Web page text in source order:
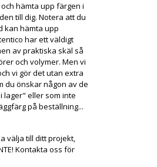
hämta upp färgen i
till dig. Notera att du
kan hämta upp
har ett väldigt
av praktiska skäl så
och volymer. Men vi
vi gör det utan extra
du önskar någon av de
lager" eller som inte
på beställning...
välja till ditt projekt,
Kontakta oss för